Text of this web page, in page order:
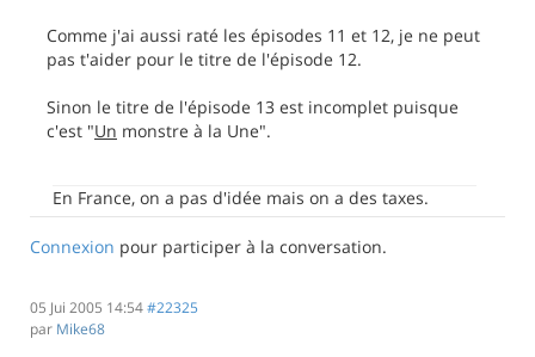
Comme j'ai aussi raté les épisodes 11 et 12, je ne peut
pas t'aider pour le titre de l'épisode 12.
Sinon le titre de l'épisode 13 est incomplet puisque
c'est "Un monstre à la Une".
En France, on a pas d'idée mais on a des taxes.
Connexion pour participer à la conversation.
05 Jui 2005 14:54#22325
par Mike68